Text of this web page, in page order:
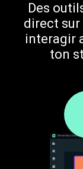
Des
direct sur
interagir
ton